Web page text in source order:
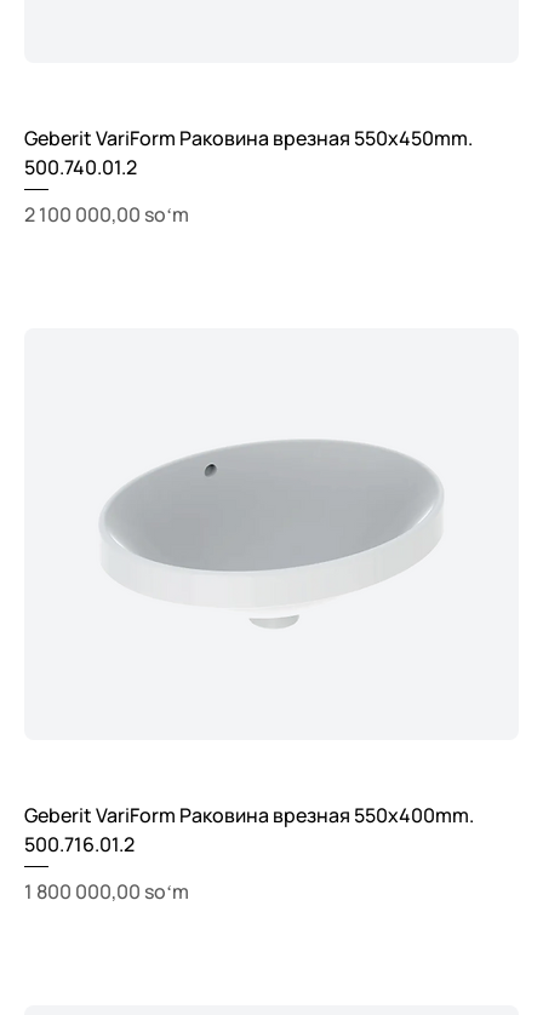
Geberit VariForm Раковина врезная 550x450mm.
500.740.01.2
Price
2 100 000,00 soʻm
Geberit VariForm Раковина врезная 550x400mm.
500.716.01.2
Price
1 800 000,00 soʻm